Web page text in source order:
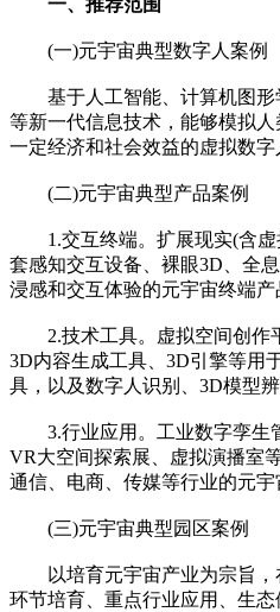
(一)元宇宙典型数字人案例
基于人工智能、计算机图形
等新一代信息技术，能够模拟
一定经济和社会效益的虚拟数字
(二)元宇宙典型产品案例
1.交互终端。扩展现实(含虚
套感知交互设备、裸眼3D、全
浸感和交互体验的元宇宙终端产
2.技术工具。虚拟空间创作
3D内容生成工具、3D引擎等用
具，以及数字人识别、3D模型
3.行业应用。工业数字孪生
VR大空间探索展、虚拟演播室
通信、电商、传媒等行业的元宇
(三)元宇宙典型园区案例
以培育元宇宙产业为宗旨，
环节培育、重点行业应用、生